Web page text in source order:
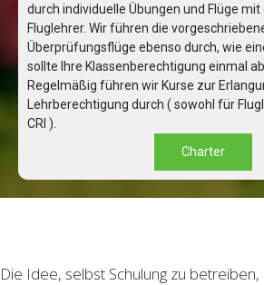
durch individuelle Übungen und Flüge
Fluglehrer. Wir führen die
Überprüfungsflüge ebenso durch, wie
sollte Ihre Klassenberechtigung einmal
Regelmäßig führen wir Kurse zur
Lehrberechtigung durch ( sowohl für
CRI ).
Charter
Die Idee, selbst Schulung zu